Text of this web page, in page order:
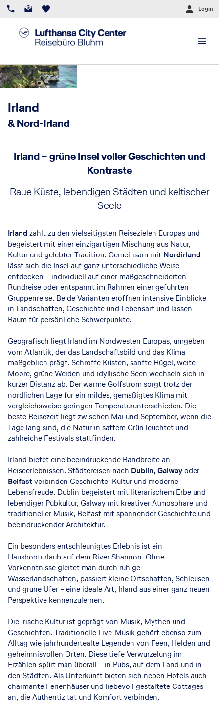
Login
Irland
& Nord-Irland
Irland – grüne Insel voller Geschichten und
Kontraste
Raue Küste, lebendigen Städten und keltischer
Seele
Irland zählt zu den vielseitigsten Reisezielen Europas und
begeistert mit einer einzigartigen Mischung aus Natur,
Kultur und gelebter Tradition. Gemeinsam mit Nordirland
lässt sich die Insel auf ganz unterschiedliche Weise
entdecken – individuell auf einer maßgeschneiderten
Rundreise oder entspannt im Rahmen einer geführten
Gruppenreise. Beide Varianten eröffnen intensive Einblicke
in Landschaften, Geschichte und Lebensart und lassen
Raum für persönliche Schwerpunkte.
Geografisch liegt Irland im Nordwesten Europas, umgeben
vom Atlantik, der das Landschaftsbild und das Klima
maßgeblich prägt. Schroffe Küsten, sanfte Hügel, weite
Moore, grüne Weiden und idyllische Seen wechseln sich in
kurzer Distanz ab. Der warme Golfstrom sorgt trotz der
nördlichen Lage für ein mildes, gemäßigtes Klima mit
vergleichsweise geringen Temperaturunterschieden. Die
beste Reisezeit liegt zwischen Mai und September, wenn die
Tage lang sind, die Natur in sattem Grün leuchtet und
zahlreiche Festivals stattfinden.
Irland bietet eine beeindruckende Bandbreite an
Reiseerlebnissen. Städtereisen nach Dublin, Galwayoder
Belfastverbinden Geschichte, Kultur und moderne
Lebensfreude. Dublin begeistert mit literarischem Erbe und
lebendiger Pubkultur, Galway mit kreativer Atmosphäre und
traditioneller Musik, Belfast mit spannender Geschichte und
beeindruckender Architektur.
Ein besonders entschleunigtes Erlebnis ist ein
Hausbooturlaub auf dem River Shannon. Ohne
Vorkenntnisse gleitet man durch ruhige
Wasserlandschaften, passiert kleine Ortschaften, Schleusen
und grüne Ufer – eine ideale Art, Irland aus einer ganz neuen
Perspektive kennenzulernen.
Die irische Kultur ist geprägt von Musik, Mythen und
Geschichten. Traditionelle Live-Musik gehört ebenso zum
Alltag wie jahrhundertealte Legenden von Feen, Helden und
geheimnisvollen Orten. Diese tiefe Verwurzelung im
Erzählen spürt man überall – in Pubs, auf dem Land und in
den Städten. Als Unterkunft bieten sich neben Hotels auch
charmante Ferienhäuser und liebevoll gestaltete Cottages
an, die Authentizität und Komfort verbinden.